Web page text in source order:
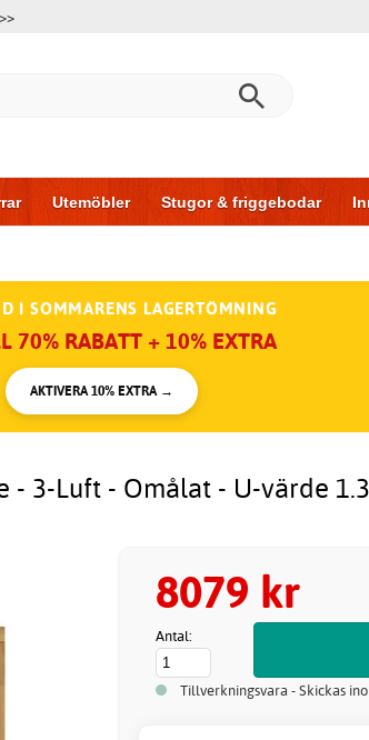
Utemöbler Stugor & friggebodar
I SOMMARENS LAGERTÖMNING
70% RABATT + 10% EXTRA
AKTIVERA 10% EXTRA →
- 3-Luft - Omålat - U-värde
8079 kr
Antal:
Tillverkningsvara - Skickas